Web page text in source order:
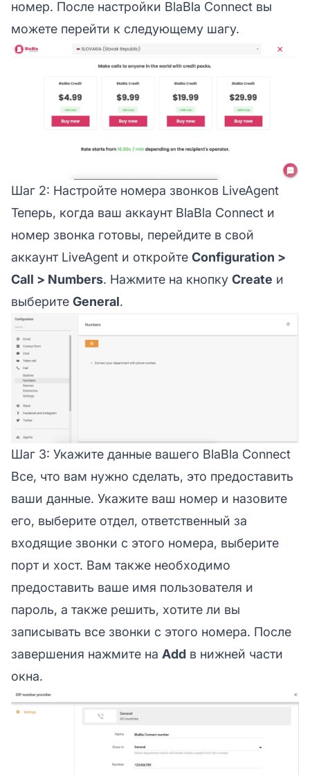
номер. После настройки BlaBla Connect вы
можете перейти к следующему шагу.
Шаг 2: Настройте номера звонков LiveAgent
Теперь, когда ваш аккаунт BlaBla Connect и
номер звонка готовы, перейдите в свой
аккаунт LiveAgent и откройте Configuration >
Call > Numbers. Нажмите на кнопку Create и
выберите General.
Шаг 3: Укажите данные вашего BlaBla Connect
Все, что вам нужно сделать, это предоставить
ваши данные. Укажите ваш номер и назовите
его, выберите отдел, ответственный за
входящие звонки с этого номера, выберите
порт и хост. Вам также необходимо
предоставить ваше имя пользователя и
пароль, а также решить, хотите ли вы
записывать все звонки с этого номера. После
завершения нажмите на Add в нижней части
окна.